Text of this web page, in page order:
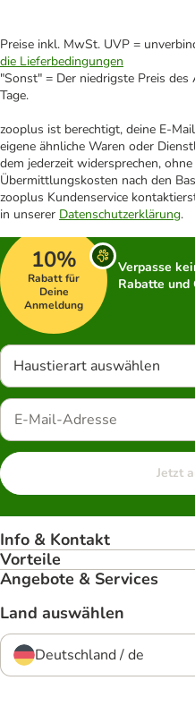
Preise inkl. MwSt. UVP =
die Lieferbedingungen
"Sonst" = Der niedrigste Preis
Tage.
zooplus ist berechtigt, deine E-
eigene ähnliche Waren oder
dem jederzeit widersprechen,
Übermittlungskosten nach den
zooplus Kundenservice
in unserer Datenschutzerklärung.
10%
Rabatt für
Deine
Anmeldung
Verpasse
Rabatte und
Haustierart auswählen
Jetzt
Info & Kontakt
Vorteile
Angebote & Services
Land auswählen
Deutschland / de